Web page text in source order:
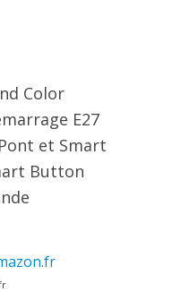
Color
E27
et Smart
Button